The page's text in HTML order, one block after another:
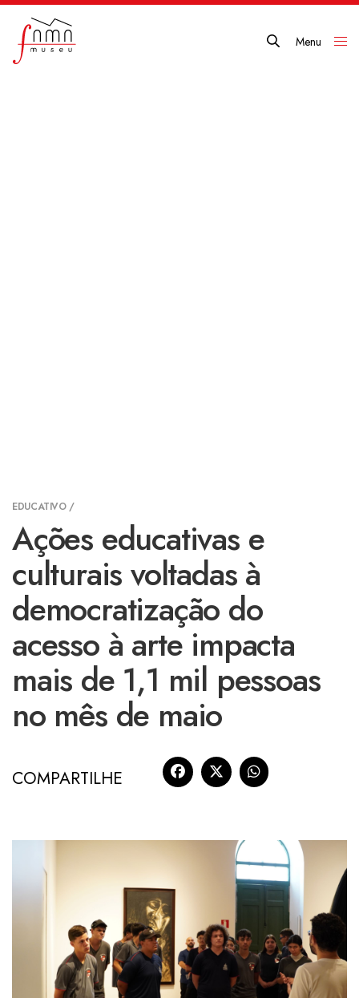
Menu
EDUCATIVO /
Ações educativas e
culturais voltadas à
democratização do
acesso à arte impacta
mais de 1,1 mil pessoas
no mês de maio
COMPARTILHE